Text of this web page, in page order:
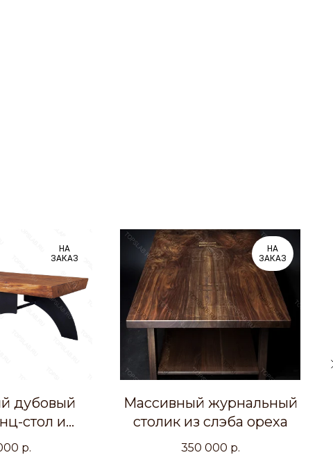
НА
ЗАКАЗ
дубовый
стол и
стол
р.
НА
ЗАКАЗ
Массивный журнальный
столик из слэба ореха
350 000 р.